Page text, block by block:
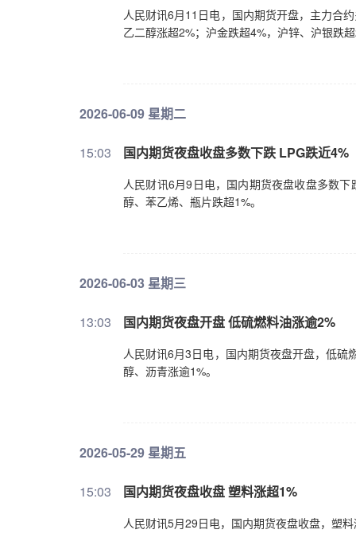
人民财讯6月11日电，国内期货开盘，主力合
乙二醇涨超2%；沪金跌超4%，沪锌、沪银跌
2026-06-09 星期二
15:03 国内期货夜盘收盘多数下跌 LPG跌近4%
人民财讯6月9日电，国内期货夜盘收盘多数
醇、苯乙烯、瓶片跌超1%。
2026-06-03 星期三
13:03 国内期货夜盘开盘 低硫燃料油涨逾2%
人民财讯6月3日电，国内期货夜盘开盘，低
醇、沥青涨逾1%。
2026-05-29 星期五
15:03 国内期货夜盘收盘 塑料涨超1%
人民财讯5月29日电，国内期货夜盘收盘，塑